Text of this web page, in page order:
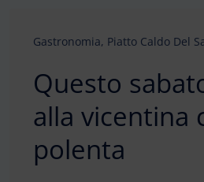
Gastronomia, Piatto Caldo Del
Questo
alla vicentina
polenta